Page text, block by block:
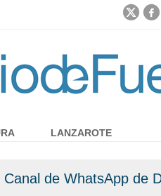
Canal de WhatsApp de
LANZAROTE